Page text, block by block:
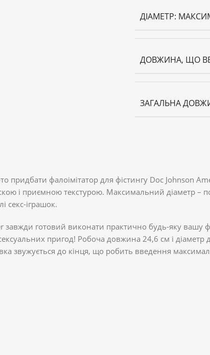
ДІАМЕТР:
ДОВЖИНА, ЩО
ЗАГАЛЬНА
придбати фалоімітатор для фістингу Doc Johnson
і приємною текстурою. Максимальний діаметр –
секс-іграшок.
готовий виконати практично будь-яку вашу
пригод! Робоча довжина 24,6 см і
звужується до кінця, що робить введення